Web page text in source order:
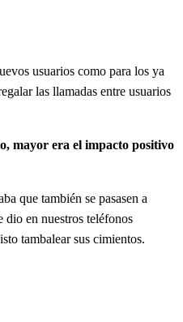
usuarios como para los ya
las llamadas entre usuarios
mayor era el impacto positivo
que también se pasasen a
dio en nuestros teléfonos
tambalear sus cimientos.